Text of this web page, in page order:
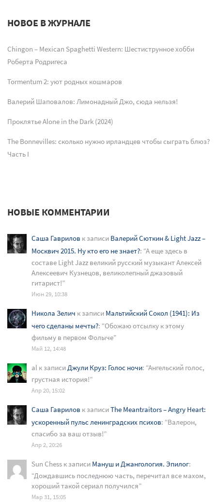
НОВОЕ В ЖУРНАЛЕ
Chingon – Mexican Spaghetti Western: Шестиструнное хобби
Роберта Родригеса
Tormentum 2: уют родных кошмаров
Валерий Шаповалов: Лимонадный Джо, сюда нельзя!
Проклятье Alone in the Dark (2024)
The Bonnevilles: сколько нужно ирландцев чтобы сыграть блюз?
Часть I
НОВЫЕ КОММЕНТАРИИ
Саша Гаврилов к записи Валерий Сюткин & Light Jazz –
Москвич 2015. Ну кто его не знает?: “А еще здесь в
составе Light Jazz великий русский музыкант Алексей
Алексеевич Кузнецов, великолепный джазовый
гитарист!”
Июн 29, 10:38
Никола Зелич к записи Мальтийский Сокол (1941): Из
чего сделаны мечты?: “Обожаю отсылку к этому
фильму в первом Фолыче”
Май 12, 14:48
al к записиДжули Круз: Голос ночи: “Ангельский голос,
грустная история!”
Апр 20, 15:02
Саша Гаврилов к записиThe Meantraitors – Angry Heart:
ускоренный пульс ленинградских психов: “Валерон,
спасибо за ваш отзыв!”
Апр 2, 20:26
Sun Chess к записи Мануш и Джангология. Эпилог:
“Дождавшись последнюю часть, перечитал все махом,
хороший такой сериал получился”
Мар 31, 15:05